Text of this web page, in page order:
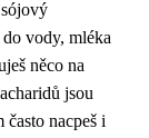
vody, mléka
něco na
jsou
často nacpeš i